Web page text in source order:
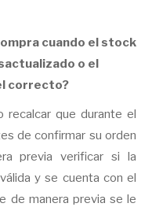
cuando el stock
o el
correcto?
recalcar que durante el
de confirmar su orden
previa verificar si la
y se cuenta con el
de manera previa se le